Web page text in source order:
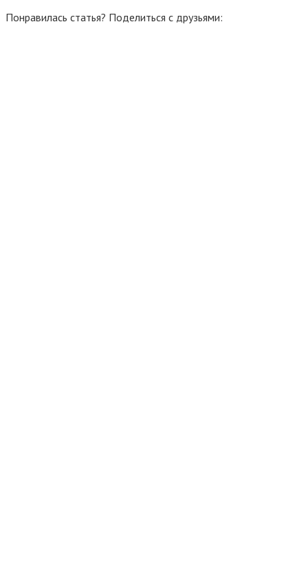
Понравилась статья? Поделиться с друзьями: